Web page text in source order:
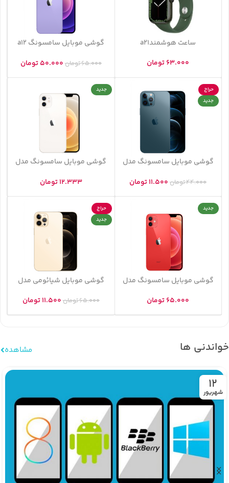
ساعت هوشمندa21
63.000تومان
گوشی موبایل سامسونگ a12
65.000تومان 50.000تومان
حراج
جدید
گوشی موبایل سامسونگ مدل
44.000تومان 11.500تومان
جدید
گوشی موبایل سامسونگ مدل
12.333تومان
جدید
گوشی موبایل سامسونگ مدل
65.000تومان
حراج
جدید
گوشی موبایل شیائومی مدل
65.000تومان 11.500تومان
خواندنی ها مشاهده
12
شهریور‍